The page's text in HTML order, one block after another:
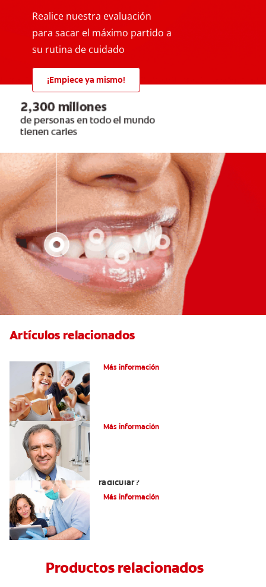
Realice nuestra evaluación
para sacar el máximo partido a
su rutina de cuidado
¡Empiece ya mismo!
Artículos relacionados
Más información
Más información
radicular?
Más información
Productos relacionados